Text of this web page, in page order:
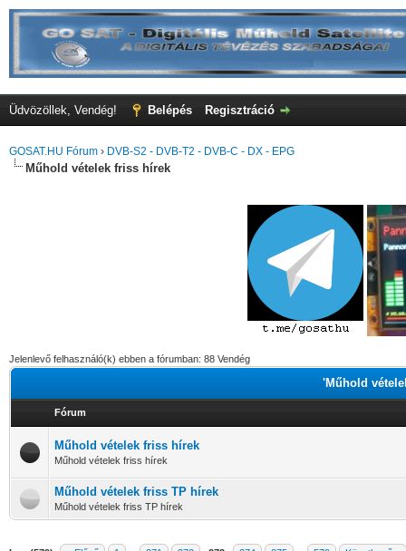
Üdvözöllek, Vendég! Belépés Regisztráció
GOSAT.HU Fórum › DVB-S2 - DVB-T2 - DVB-C - DX - EPG
Műhold vételek friss hírek
Jelenlevő felhasználó(k) ebben a fórumban: 88 Vendég
'Műhold
Fórum
Műhold vételek friss hírek
Műhold vételek friss hírek
Műhold vételek friss TP hírek
Műhold vételek friss TP hírek